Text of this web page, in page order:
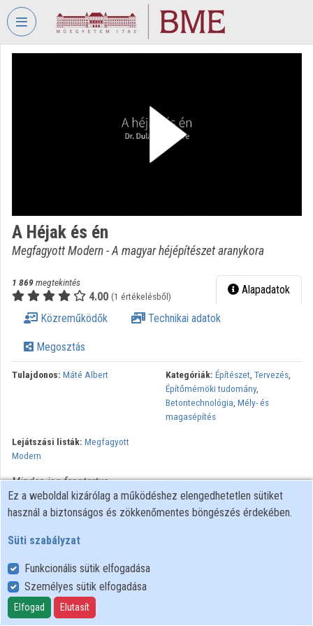
Fejléc kihagyása Menü kihagyása Tartalom kihagyása
Intézményi felfedezés
Kategóriák
Intézményi listák
Intézmények
Közreműködők
A Héjak és én
Megfagyott Modern - A magyar héjépítészet aranykora
1 869megtekintés
4.00 (1 értékelésből) Alapadatok
Közreműködők Technikai adatok
Megosztás
Tulajdonos: Máté Albert Kategóriák: Építészet, Tervezés,
Építőmérnöki tudomány,
Betontechnológia, Mély- és
magasépítés
Lejátszási listák: Megfagyott
Modern
Minden jog fenntartva.
Felhasználói szabályzat
Adatkezelési tájékoztató
Süti szabályzat
Ez a weboldal kizárólag a működéshez elengedhetetlen sütiket
használ a biztonságos és zökkenőmentes böngészés érdekében.
Süti szabályzat
Funkcionális sütik elfogadása
Személyes sütik elfogadása
Elfogad Elutasít